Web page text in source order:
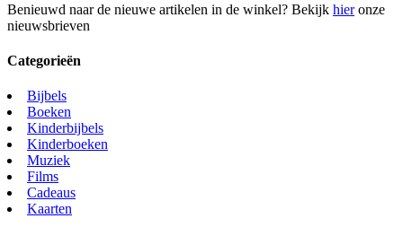
Benieuwd naar de nieuwe artikelen in de winkel? Bekijk hieronze
nieuwsbrieven
Categorieën
Bijbels
Boeken
Kinderbijbels
Kinderboeken
Muziek
Films
Cadeaus
Kaarten